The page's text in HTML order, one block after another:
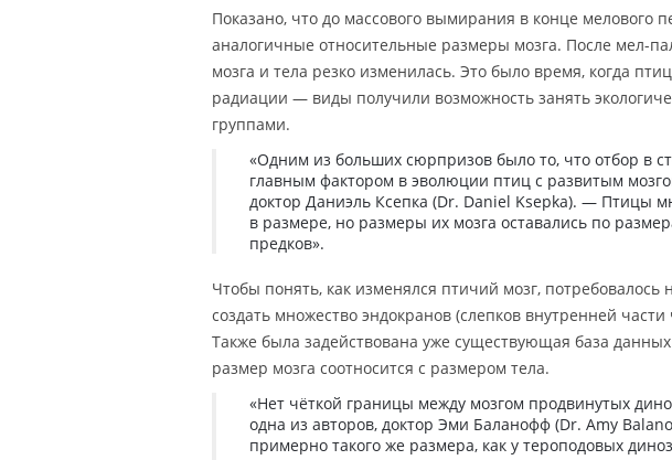
Показано, что до массового вымирания в конце
аналогичные относительные размеры мозга. После мел-
мозга и тела резко изменилась. Это было время, когда
радиации — виды получили возможность занять
группами.
«Одним из больших сюрпризов было то, что отбор в
главным фактором в эволюции птиц с развитым
доктор Даниэль Ксепка (Dr. Daniel Ksepka). — Птицы
в размере, но размеры их мозга оставались по
предков».
Чтобы понять, как изменялся птичий мозг,
создать множество эндокранов (слепков внутренней
Также была задействована уже существующая база
размер мозга соотносится с размером тела.
«Нет чёткой границы между мозгом продвинутых
одна из авторов, доктор Эми Баланофф (Dr. Amy
примерно такого же размера, как у тероподовых